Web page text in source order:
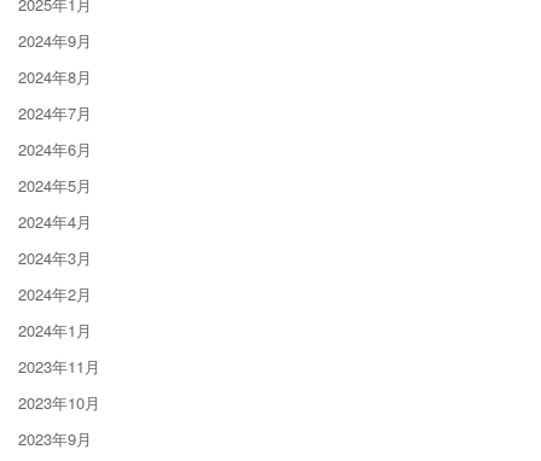
2024年9月
2024年8月
2024年7月
2024年6月
2024年5月
2024年4月
2024年3月
2024年2月
2024年1月
2023年11月
2023年10月
2023年9月